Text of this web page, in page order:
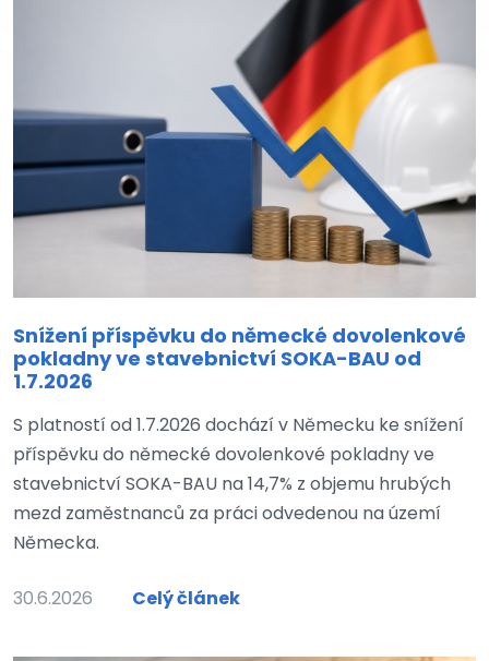
Snížení příspěvku do německé dovolenkové
pokladny ve stavebnictví SOKA-BAU od
1.7.2026
S platností od 1.7.2026 dochází v Německu ke snížení
příspěvku do německé dovolenkové pokladny ve
stavebnictví SOKA-BAU na 14,7% z objemu hrubých
mezd zaměstnanců za práci odvedenou na území
Německa.
30.6.2026 Celý článek